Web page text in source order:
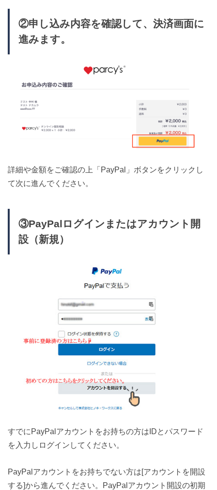
②申し込み内容を確認して、決済画面に
進みます。
詳細や金額をご確認の上「PayPal」ボタンをクリックし
て次に進んでください。
③PayPalログインまたはアカウント開
設（新規）
すでにPayPalアカウントをお持ちの方はIDとパスワード
を入力しログインしてください。
PayPalアカウントをお持ちでない方は[アカウントを開設
する]から進んでください。 PayPalアカウント開設の初期